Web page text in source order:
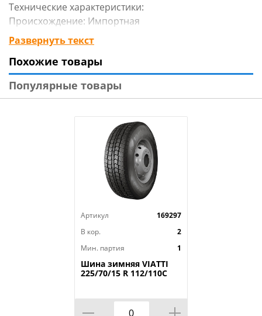
Технические характеристики:
Происхождение: Импортная
Сезон резины: Зимняя
Марка: Sailun
Модель: Ice Blazer WST2
Диаметр: 18
Ширина: 245
Индекс нагрузки: 105
Развернуть текст
Похожие товары
Популярные товары
Артикул
169297
В кор.
2
Мин. партия
1
Шина зимняя VIATTI
225/70/15 R 112/110C